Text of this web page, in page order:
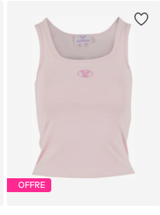
OFFRE